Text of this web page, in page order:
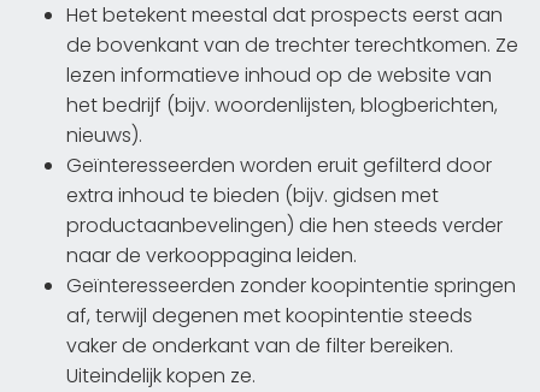
Het betekent meestal dat prospects eerst aan
de bovenkant van de trechter terechtkomen. Ze
lezen informatieve inhoud op de website van
het bedrijf (bijv. woordenlijsten, blogberichten,
nieuws).
Geïnteresseerden worden eruit gefilterd door
extra inhoud te bieden (bijv. gidsen met
productaanbevelingen) die hen steeds verder
naar de verkooppagina leiden.
Geïnteresseerden zonder koopintentie springen
af, terwijl degenen met koopintentie steeds
vaker de onderkant van de filter bereiken.
Uiteindelijk kopen ze.